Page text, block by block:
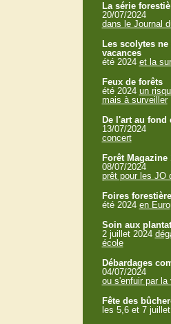
La série
20/07/2024
dans le Journal
Les scolytes
vacances
été 2024 et la
Feux de forêts
été 2024 un
mais à surveiller
De l'art au fond
13/07/2024
concert
Forêt Magazine
08/07/2024
prêt pour les JO
Foires
été 2024 en
Soin aux
2 juillet 2024
école
Débardages
04/07/2024
ou s'enfuir par
Fête des
les 5,6 et 7 juillet